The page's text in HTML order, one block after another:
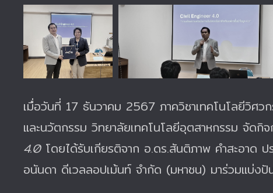
เมื่อวันที่ 17 ธันวาคม 2567 ภาควิชาเทคโนโลยีวิศว
และนวัตกรรม วิทยาลัยเทคโนโลยีอุตสาหกรรม จัดกิ
4.0โดยได้รับเกียรติจาก อ.ดร.สันติภาพ คำสะอาด ป
อนันดา ดีเวลลอปเม้นท์ จำกัด (มหาชน) มาร่วมแบ่งปั